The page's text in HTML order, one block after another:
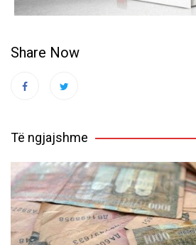
Share Now
Të ngjajshme